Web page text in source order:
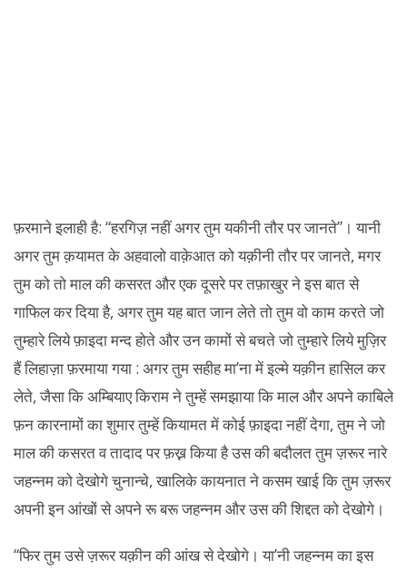
फ़रमाने इलाही है: “हरगिज़ नहीं अगर तुम यकीनी तौर पर जानते”। यानी
अगर तुम क़यामत के अहवालो वाक़ेआत को यक़ीनी तौर पर जानते, मगर
तुम को तो माल की कसरत और एक दूसरे पर तफ़ाखुर ने इस बात से
गाफिल कर दिया है, अगर तुम यह बात जान लेते तो तुम वो काम करते जो
तुम्हारे लिये फ़ाइदा मन्द होते और उन कामों से बचते जो तुम्हारे लिये मुज़िर
हैं लिहाज़ा फ़रमाया गया : अगर तुम सहीह मा’ना में इल्मे यक़ीन हासिल कर
लेते, जैसा कि अम्बियाए किराम ने तुम्हें समझाया कि माल और अपने काबिले
फ़न कारनामों का शुमार तुम्हें कियामत में कोई फ़ाइदा नहीं देगा, तुम ने जो
माल की कसरत व तादाद पर फ़ख्न किया है उस की बदौलत तुम ज़रूर नारे
जहन्नम को देखोगे चुनान्चे, खालिके कायनात ने कसम खाई कि तुम ज़रूर
अपनी इन आंखों से अपने रू बरू जहन्नम और उस की शिद्दत को देखोगे।
“फिर तुम उसे ज़रूर यक़ीन की आंख से देखोगे। या’नी जहन्नम का इस